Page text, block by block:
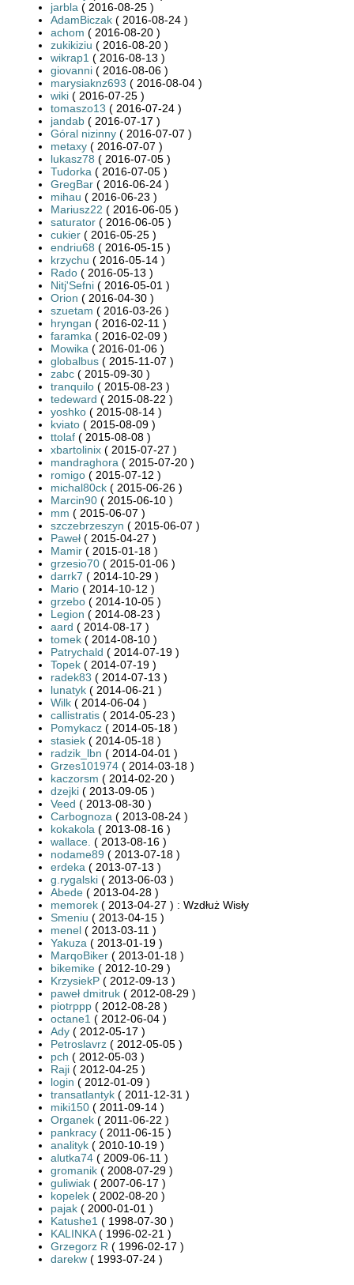
jarbla ( 2016-08-25 )
AdamBiczak ( 2016-08-24 )
achom ( 2016-08-20 )
zukikiziu ( 2016-08-20 )
wikrap1 ( 2016-08-13 )
giovanni ( 2016-08-06 )
marysiaknz693 ( 2016-08-04 )
wiki ( 2016-07-25 )
tomaszo13 ( 2016-07-24 )
jandab ( 2016-07-17 )
Góral nizinny ( 2016-07-07 )
metaxy ( 2016-07-07 )
lukasz78 ( 2016-07-05 )
Tudorka ( 2016-07-05 )
GregBar ( 2016-06-24 )
mihau ( 2016-06-23 )
Mariusz22 ( 2016-06-05 )
saturator ( 2016-06-05 )
cukier ( 2016-05-25 )
endriu68 ( 2016-05-15 )
krzychu ( 2016-05-14 )
Rado ( 2016-05-13 )
Nitj'Sefni ( 2016-05-01 )
Orion ( 2016-04-30 )
szuetam ( 2016-03-26 )
hryngan ( 2016-02-11 )
faramka ( 2016-02-09 )
Mowika ( 2016-01-06 )
globalbus ( 2015-11-07 )
zabc ( 2015-09-30 )
tranquilo ( 2015-08-23 )
tedeward ( 2015-08-22 )
yoshko ( 2015-08-14 )
kviato ( 2015-08-09 )
ttolaf ( 2015-08-08 )
xbartolinix ( 2015-07-27 )
mandraghora ( 2015-07-20 )
romigo ( 2015-07-12 )
michal80ck ( 2015-06-26 )
Marcin90 ( 2015-06-10 )
mm ( 2015-06-07 )
szczebrzeszyn ( 2015-06-07 )
Paweł ( 2015-04-27 )
Mamir ( 2015-01-18 )
grzesio70 ( 2015-01-06 )
darrk7 ( 2014-10-29 )
Mario ( 2014-10-12 )
grzebo ( 2014-10-05 )
Legion ( 2014-08-23 )
aard ( 2014-08-17 )
tomek ( 2014-08-10 )
Patrychald ( 2014-07-19 )
Topek ( 2014-07-19 )
radek83 ( 2014-07-13 )
lunatyk ( 2014-06-21 )
Wilk ( 2014-06-04 )
callistratis ( 2014-05-23 )
Pomykacz ( 2014-05-18 )
stasiek ( 2014-05-18 )
radzik_lbn ( 2014-04-01 )
Grzes101974 ( 2014-03-18 )
kaczorsm ( 2014-02-20 )
dzejki ( 2013-09-05 )
Veed ( 2013-08-30 )
Carbognoza ( 2013-08-24 )
kokakola ( 2013-08-16 )
wallace. ( 2013-08-16 )
nodame89 ( 2013-07-18 )
erdeka ( 2013-07-13 )
g.rygalski ( 2013-06-03 )
Abede ( 2013-04-28 )
memorek ( 2013-04-27 ) : Wzdłuż Wisły
Smeniu ( 2013-04-15 )
menel ( 2013-03-11 )
Yakuza ( 2013-01-19 )
MarqoBiker ( 2013-01-18 )
bikemike ( 2012-10-29 )
KrzysiekP ( 2012-09-13 )
paweł dmitruk ( 2012-08-29 )
piotrppp ( 2012-08-28 )
octane1 ( 2012-06-04 )
Ady ( 2012-05-17 )
Petroslavrz ( 2012-05-05 )
pch ( 2012-05-03 )
Raji ( 2012-04-25 )
login ( 2012-01-09 )
transatlantyk ( 2011-12-31 )
miki150 ( 2011-09-14 )
Organek ( 2011-06-22 )
pankracy ( 2011-06-15 )
analityk ( 2010-10-19 )
alutka74 ( 2009-06-11 )
gromanik ( 2008-07-29 )
guliwiak ( 2007-06-17 )
kopelek ( 2002-08-20 )
pajak ( 2000-01-01 )
Katushe1 ( 1998-07-30 )
KALINKA( 1996-02-21 )
Grzegorz R ( 1996-02-17 )
darekw ( 1993-07-24 )